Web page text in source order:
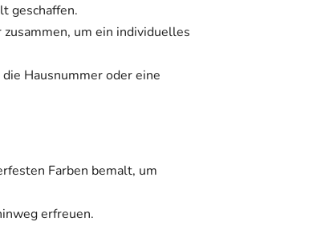
geschaffen.
um ein individuelles
Hausnummer oder eine
Farben bemalt, um
erfreuen.